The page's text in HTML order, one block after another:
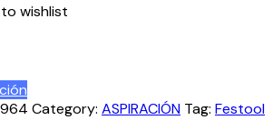
wishlist
Category: ASPIRACIÓN Tag: Festool